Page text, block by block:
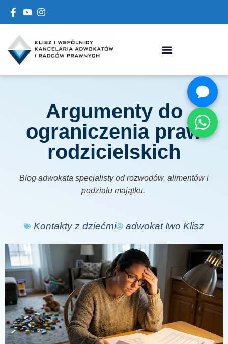
Argumenty do
ograniczenia praw
rodzicielskich
Blog adwokata specjalisty od rozwodów, alimentów i
podziału majątku.
Kontakty z dziećmi adwokat Iwo Klisz